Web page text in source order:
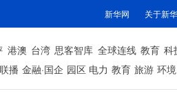
新华网 关于新
港澳 台湾 思客智库 全球连线 教育 科
播 金融·国企 园区 电力 教育 旅游 环境